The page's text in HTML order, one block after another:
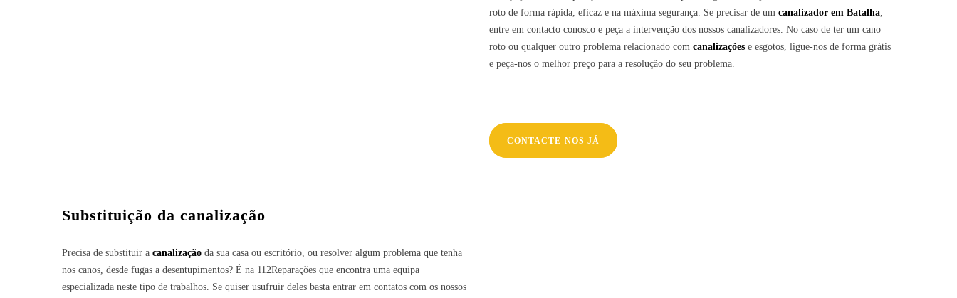
roto de forma rápida, eficaz e na máxima segurança. Se precisar de um canalizador em Batalha,
entre em contacto conosco e peça a intervenção dos nossos canalizadores. No caso de ter um cano
roto ou qualquer outro problema relacionado com canalizações e esgotos, ligue-nos de forma grátis
e peça-nos o melhor preço para a resolução do seu problema.
CONTACTE-NOS JÁ
Substituição da canalização
Precisa de substituir a canalização da sua casa ou escritório, ou resolver algum problema que tenha
nos canos, desde fugas a desentupimentos? É na 112Reparações que encontra uma equipa
especializada neste tipo de trabalhos. Se quiser usufruir deles basta entrar em contatos com os nossos